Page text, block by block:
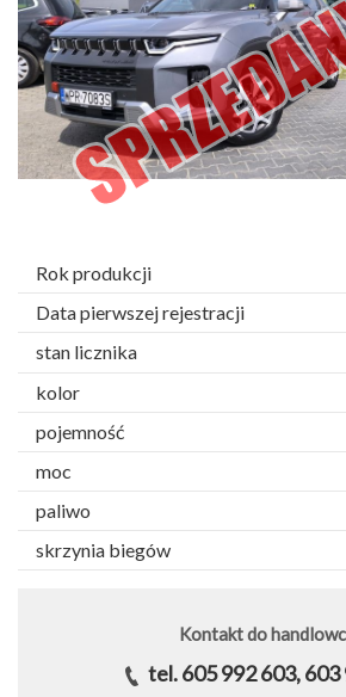
Rok produkcji
Data pierwszej rejestracji
stan licznika
kolor
pojemność
moc
paliwo
skrzynia biegów
Kontakt do
tel. 605 992 603, 603